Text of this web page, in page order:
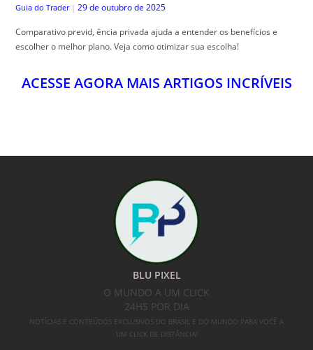
Guia do Trader | 29 de outubro de 2025
Comparativo previd, ência privada ajuda a entender os benefícios e
escolher o melhor plano. Veja como otimizar sua escolha!
ACESSE AGORA MAIS ARTIGOS INCRÍVEIS
BLU PIXEL
O MUNDO A UM CLICK
24HS POR DIA
NOTÍCIAS E CONTEÚDOS EXCLUSIVOS DO BRASIL E DO MUNDO PARA VOCÊ A
UM CLICK DE DISTÂNCIA!